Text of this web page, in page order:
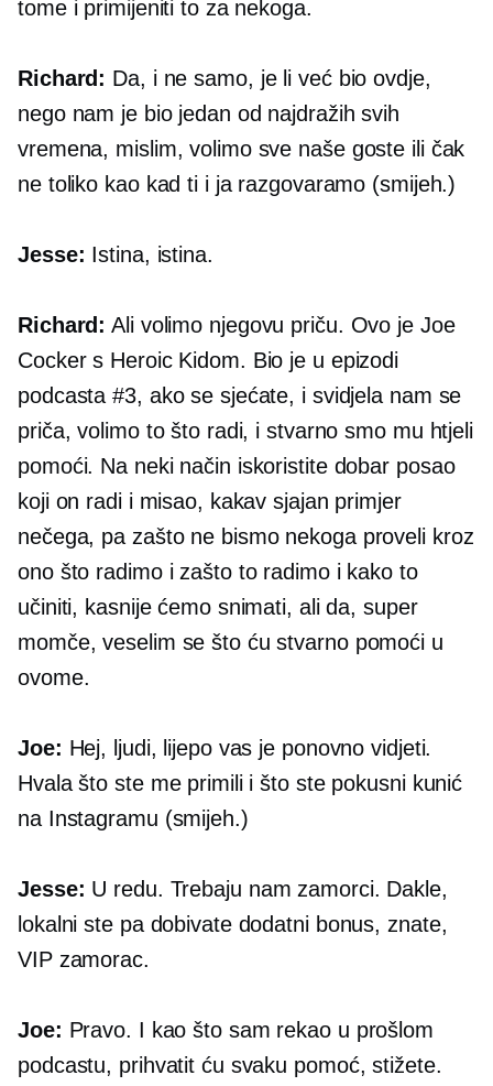
tome i primijeniti to za nekoga.
Richard: Da, i ne samo, je li već bio ovdje,
nego nam je bio jedan od najdražih svih
vremena, mislim, volimo sve naše goste ili čak
ne toliko kao kad ti i ja razgovaramo (smijeh.)
Jesse: Istina, istina.
Richard: Ali volimo njegovu priču. Ovo je Joe
Cocker s Heroic Kidom. Bio je u epizodi
podcasta #3, ako se sjećate, i svidjela nam se
priča, volimo to što radi, i stvarno smo mu htjeli
pomoći. Na neki način iskoristite dobar posao
koji on radi i misao, kakav sjajan primjer
nečega, pa zašto ne bismo nekoga proveli kroz
ono što radimo i zašto to radimo i kako to
učiniti, kasnije ćemo snimati, ali da, super
momče, veselim se što ću stvarno pomoći u
ovome.
Joe: Hej, ljudi, lijepo vas je ponovno vidjeti.
Hvala što ste me primili i što ste pokusni kunić
na Instagramu (smijeh.)
Jesse: U redu. Trebaju nam zamorci. Dakle,
lokalni ste pa dobivate dodatni bonus, znate,
VIP zamorac.
Joe: Pravo. I kao što sam rekao u prošlom
podcastu, prihvatit ću svaku pomoć, stižete.